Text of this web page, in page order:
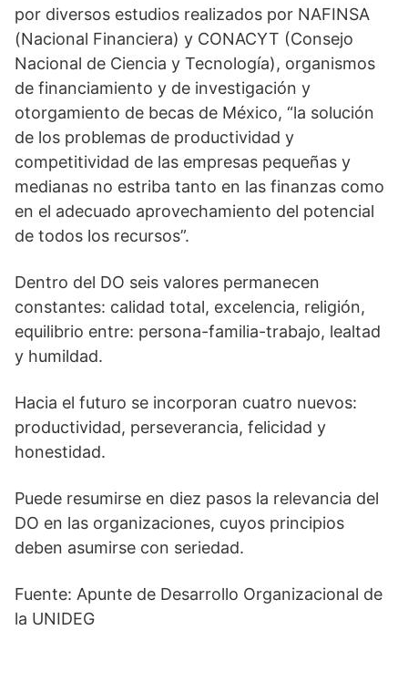
por diversos estudios realizados por NAFINSA
(Nacional Financiera) y CONACYT (Consejo
Nacional de Ciencia y Tecnología), organismos
de financiamiento y de investigación y
otorgamiento de becas de México, “la solución
de los problemas de productividad y
competitividad de las empresas pequeñas y
medianas no estriba tanto en las finanzas como
en el adecuado aprovechamiento del potencial
de todos los recursos”.
Dentro del DO seis valores permanecen
constantes: calidad total, excelencia, religión,
equilibrio entre: persona-familia-trabajo, lealtad
y humildad.
Hacia el futuro se incorporan cuatro nuevos:
productividad, perseverancia, felicidad y
honestidad.
Puede resumirse en diez pasos la relevancia del
DO en las organizaciones, cuyos principios
deben asumirse con seriedad.
Fuente: Apunte de Desarrollo Organizacional de
la UNIDEG